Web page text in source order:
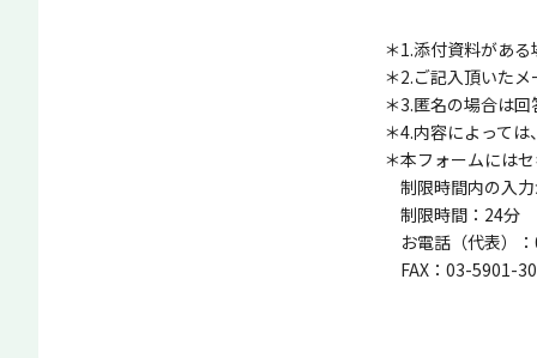
1.添付資料があ
2.ご記入頂いた
3.匿名の場合は
4.内容によって
本フォームには
制限時間内の入
制限時間：24分
お電話（代表）
FAX：03-5901-